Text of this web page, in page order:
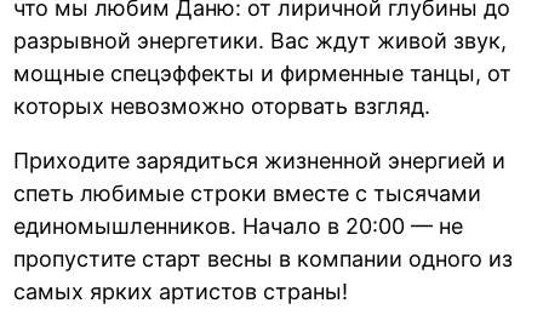
что мы любим Даню: от лиричной глубины до
разрывной энергетики. Вас ждут живой звук,
мощные спецэффекты и фирменные танцы, от
которых невозможно оторвать взгляд.
Приходите зарядиться жизненной энергией и
спеть любимые строки вместе с тысячами
единомышленников. Начало в 20:00 — не
пропустите старт весны в компании одного из
самых ярких артистов страны!